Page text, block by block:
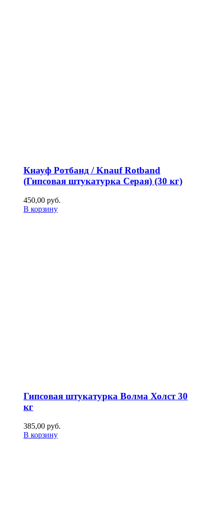
Кнауф Ротбанд / Knauf Rotband
(Гипсовая штукатурка Серая) (30 кг)
450,00 руб.
В корзину
Гипсовая штукатурка Волма Холст 30
кг
385,00 руб.
В корзину